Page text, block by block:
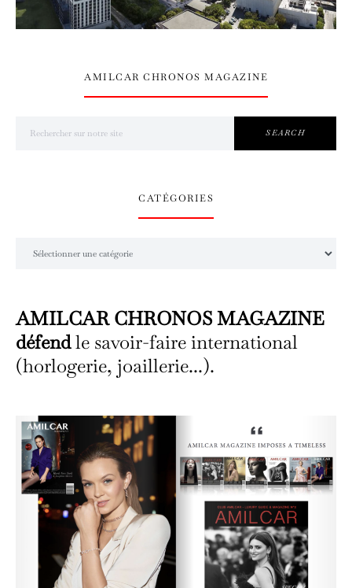
AMILCAR CHRONOS MAGAZINE
SEARCH
CATÉGORIES
AMILCAR CHRONOS MAGAZINE
défendle savoir-faire international
(horlogerie, joaillerie...).